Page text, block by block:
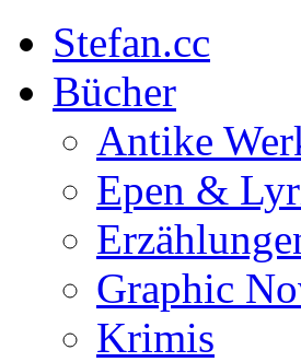
Stefan.cc
Bücher
Antike
Epen &
Graphic
Krimis